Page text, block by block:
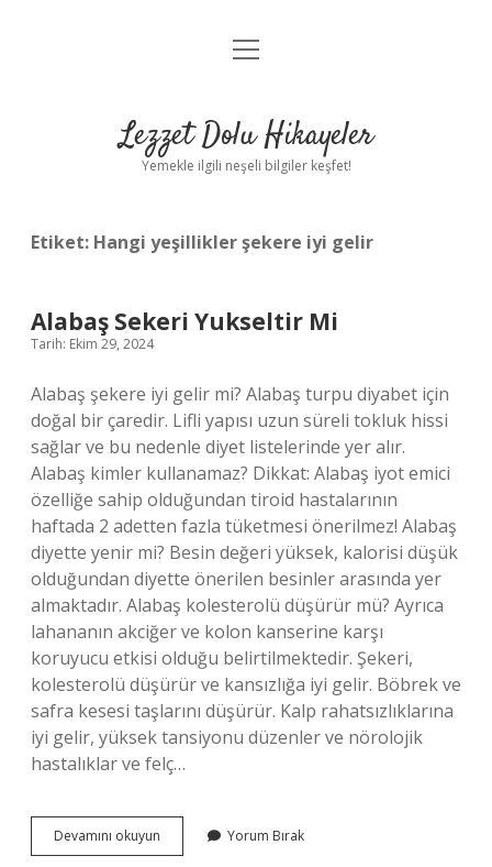
Anasayfa
Yasal Uyarı
menüyü
Lezzet Dolu Hikayeler
Yemekle ilgili neşeli bilgiler keşfet!
Etiket: Hangi yeşillikler şekere iyi gelir
Alabaş Sekeri Yukseltir Mi
Tarih: Ekim 29, 2024
Alabaş şekere iyi gelir mi? Alabaş turpu diyabet için
doğal bir çaredir. Lifli yapısı uzun süreli tokluk hissi
sağlar ve bu nedenle diyet listelerinde yer alır.
Alabaş kimler kullanamaz? Dikkat: Alabaş iyot emici
özelliğe sahip olduğundan tiroid hastalarının
haftada 2 adetten fazla tüketmesi önerilmez! Alabaş
diyette yenir mi? Besin değeri yüksek, kalorisi düşük
olduğundan diyette önerilen besinler arasında yer
almaktadır. Alabaş kolesterolü düşürür mü? Ayrıca
lahananın akciğer ve kolon kanserine karşı
koruyucu etkisi olduğu belirtilmektedir. Şekeri,
kolesterolü düşürür ve kansızlığa iyi gelir. Böbrek ve
safra kesesi taşlarını düşürür. Kalp rahatsızlıklarına
iyi gelir, yüksek tansiyonu düzenler ve nörolojik
hastalıklar ve felç…
Devamını okuyun
Sekeri
Yorum Bırak